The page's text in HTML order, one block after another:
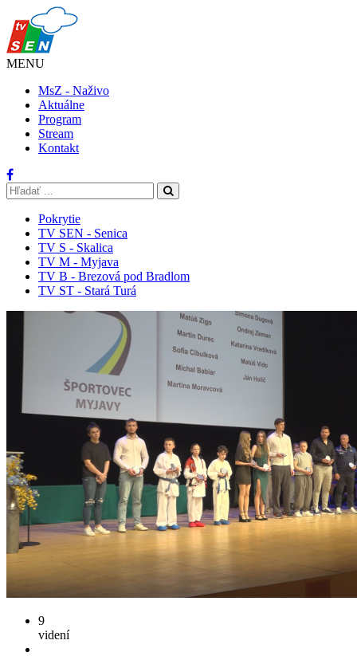
MENU
MsZ - Naživo
Aktuálne
Program
Stream
Kontakt
Pokrytie
TV SEN - Senica
TV S - Skalica
TV M - Myjava
TV B - Brezová pod Bradlom
TV ST - Stará Turá
9
videní